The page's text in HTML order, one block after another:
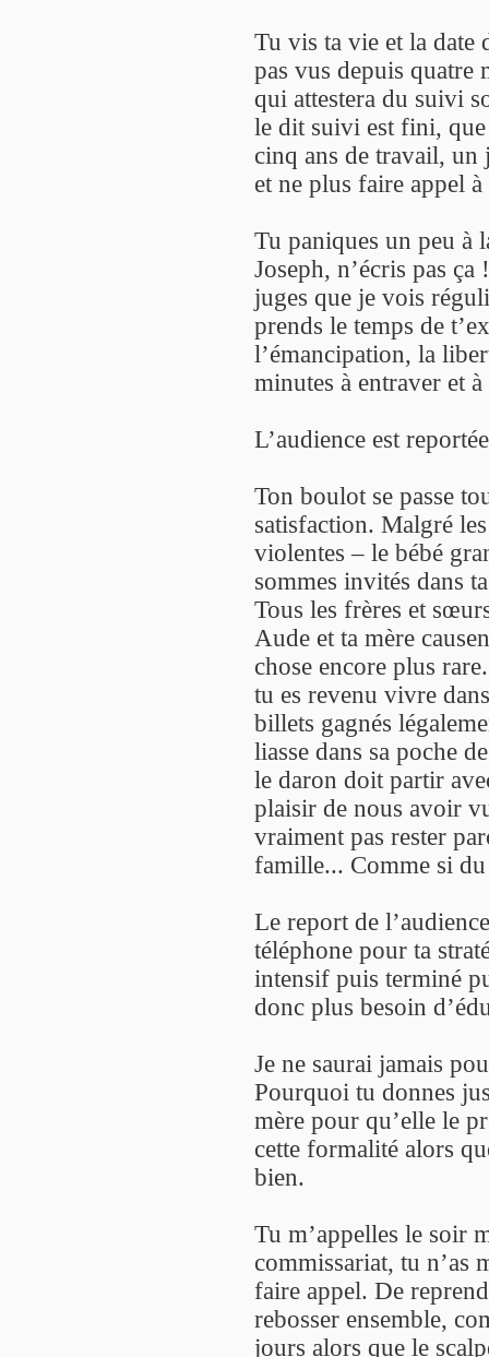
Tu vis ta vie et la date
pas vus depuis quatre
qui attestera du suivi
le dit suivi est fini, que
cinq ans de travail, un
et ne plus faire appel
Tu paniques un peu à
Joseph, n’écris pas
juges que je vois
prends le temps de
l’émancipation, la
minutes à entraver et
L’audience est
Ton boulot se passe
satisfaction. Malgré
violentes – le bébé
sommes invités dans
Tous les frères et
Aude et ta mère
chose encore plus
tu es revenu vivre
billets gagnés
liasse dans sa poche
le daron doit partir
plaisir de nous avoir
vraiment pas rester
famille... Comme si
Le report de
téléphone pour ta
intensif puis terminé
donc plus besoin
Je ne saurai jamais
Pourquoi tu donnes
mère pour qu’elle le
cette formalité alors
bien.
Tu m’appelles le soir
commissariat, tu n’as
faire appel. De
rebosser ensemble,
jours alors que le